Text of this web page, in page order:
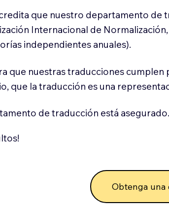
que nuestro departamento de
Internacional de
independientes anuales).
que nuestras traducciones
que la traducción es una
de traducción está asegurado.
Obtenga una